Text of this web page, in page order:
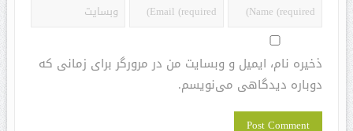
ذخیره نام، ایمیل و وبسایت من در مرورگر برای زمانی که
دوباره دیدگاهی می‌نویسم.